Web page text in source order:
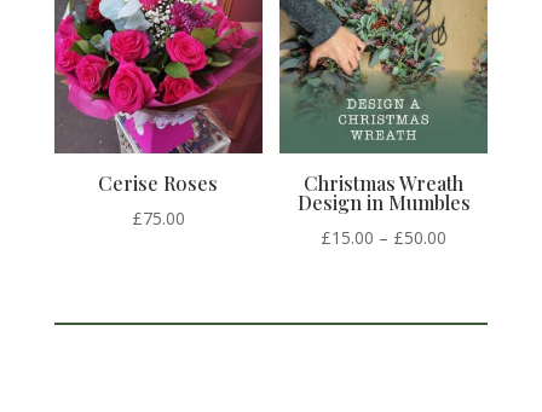
Cerise Roses
£75.00
Christmas Wreath
Design in Mumbles
£15.00 – £50.00
through